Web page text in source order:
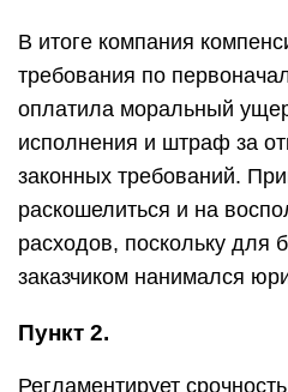
В итоге компания
требования по
оплатила моральный
исполнения и штраф за
законных требований.
раскошелиться и на
расходов, поскольку для
заказчиком нанимался
Пункт 2.
Регламентирует